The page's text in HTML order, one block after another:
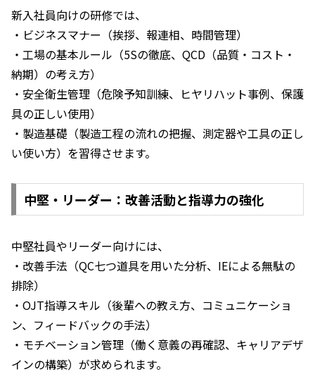
新入社員向けの研修では、
・ビジネスマナー（挨拶、報連相、時間管理）
・工場の基本ルール（5Sの徹底、QCD（品質・コスト・
納期）の考え方）
・安全衛生管理（危険予知訓練、ヒヤリハット事例、保護
具の正しい使用）
・製造基礎（製造工程の流れの把握、測定器や工具の正し
い使い方）を習得させます。
中堅・リーダー：改善活動と指導力の強化
中堅社員やリーダー向けには、
・改善手法（QC七つ道具を用いた分析、IEによる無駄の
排除）
・OJT指導スキル（後輩への教え方、コミュニケーショ
ン、フィードバックの手法）
・モチベーション管理（働く意義の再確認、キャリアデザ
インの構築）が求められます。